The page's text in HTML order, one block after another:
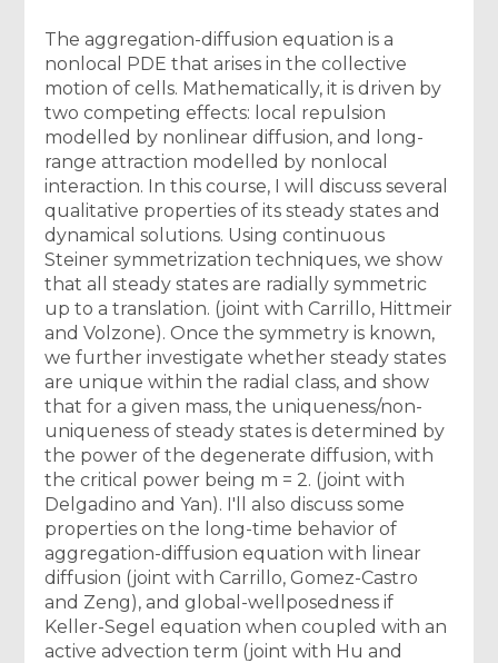
The aggregation-diffusion equation is a
nonlocal PDE that arises in the collective
motion of cells. Mathematically, it is driven by
two competing effects: local repulsion
modelled by nonlinear diffusion, and long-
range attraction modelled by nonlocal
interaction. In this course, I will discuss several
qualitative properties of its steady states and
dynamical solutions. Using continuous
Steiner symmetrization techniques, we show
that all steady states are radially symmetric
up to a translation. (joint with Carrillo, Hittmeir
and Volzone). Once the symmetry is known,
we further investigate whether steady states
are unique within the radial class, and show
that for a given mass, the uniqueness/non-
uniqueness of steady states is determined by
the power of the degenerate diffusion, with
the critical power being m = 2. (joint with
Delgadino and Yan). I'll also discuss some
properties on the long-time behavior of
aggregation-diffusion equation with linear
diffusion (joint with Carrillo, Gomez-Castro
and Zeng), and global-wellposedness if
Keller-Segel equation when coupled with an
active advection term (joint with Hu and